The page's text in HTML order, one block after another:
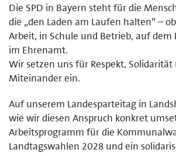
Die SPD in Bayern steht für die
die „den Laden am Laufen halten“ –
Arbeit, in Schule und Betrieb, auf dem
im Ehrenamt.
Wir setzen uns für Respekt,
Miteinander ein.
Auf unserem Landesparteitag in
wie wir diesen Anspruch konkret
Arbeitsprogramm für die
Landtagswahlen 2028 und ein